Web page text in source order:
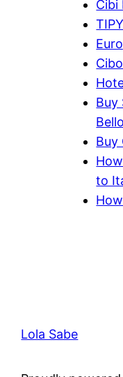
Cibi
Buy
Buy
to
Lola Sabe